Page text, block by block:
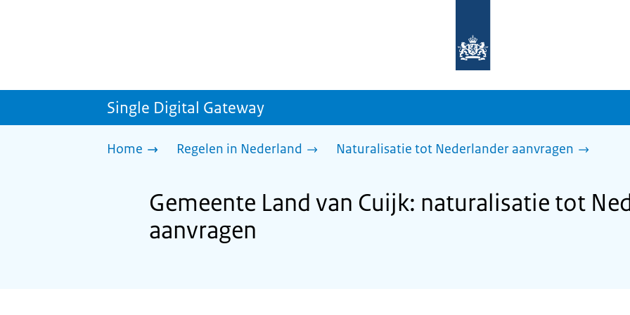
homepage
sdg.rijksoverheid.nl
Single Digital Gateway
Home Regelen in Nederland Naturalisatie tot Nederlander aanvragen
Gemeente Land van Cuijk: naturalisatie tot
aanvragen